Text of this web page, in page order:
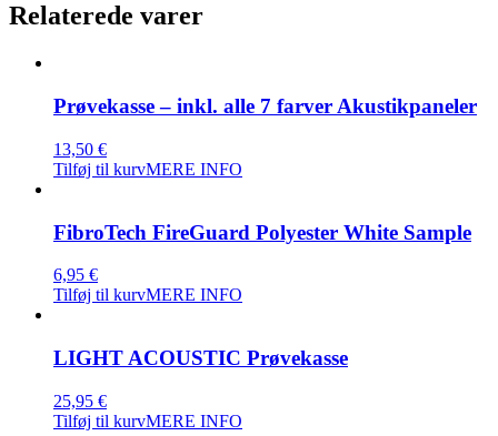
Relaterede varer
Prøvekasse – inkl. alle 7 farver Akustikpaneler
13,50 €
Tilføj til kurvMERE INFO
FibroTech FireGuard Polyester White Sample
6,95 €
Tilføj til kurvMERE INFO
LIGHT ACOUSTIC Prøvekasse
25,95 €
Tilføj til kurvMERE INFO